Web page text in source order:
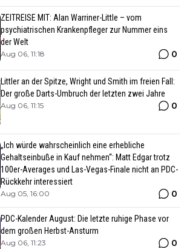
ZEITREISE MIT: Alan Warriner-Little – vom
psychiatrischen Krankenpfleger zur Nummer eins
der Welt
Aug 06, 11:18 0
Littler an der Spitze, Wright und Smith im freien Fall:
Der große Darts-Umbruch der letzten zwei Jahre
Aug 06, 11:15 0
„Ich würde wahrscheinlich eine erhebliche
Gehaltseinbuße in Kauf nehmen“: Matt Edgar trotz
100er-Averages und Las-Vegas-Finale nicht an PDC-
Rückkehr interessiert
Aug 05, 16:00 0
PDC-Kalender August: Die letzte ruhige Phase vor
dem großen Herbst-Ansturm
Aug 06, 11:23 0